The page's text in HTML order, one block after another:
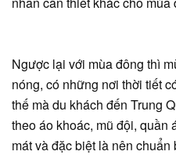
Ngược lại với mùa đông thì
nóng, có những nơi thời tiết
thế mà du khách đến Trung
theo áo khoác, mũ đội, quần
mát và đặc biệt là nên